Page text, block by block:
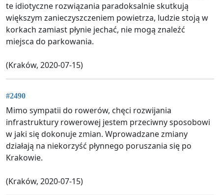
te idiotyczne rozwiązania paradoksalnie skutkują
większym zanieczyszczeniem powietrza, ludzie stoją w
korkach zamiast płynie jechać, nie mogą znaleźć
miejsca do parkowania.
(Kraków, 2020-07-15)
#2490
Mimo sympatii do rowerów, chęci rozwijania
infrastruktury rowerowej jestem przeciwny sposobowi
w jaki się dokonuje zmian. Wprowadzane zmiany
działają na niekorzyść płynnego poruszania się po
Krakowie.
(Kraków, 2020-07-15)